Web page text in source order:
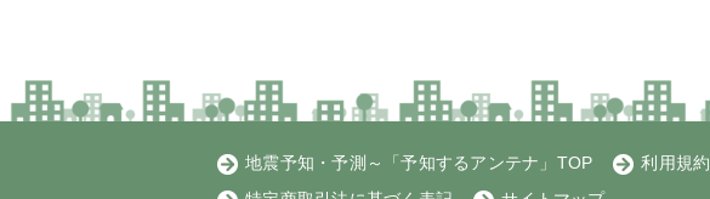
地震予知・予測～「予知するアンテナ」TOP 利用規約